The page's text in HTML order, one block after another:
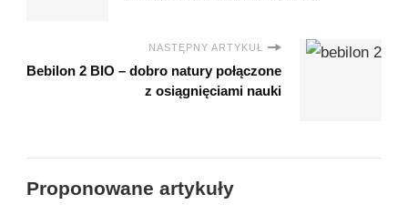
NASTĘPNY ARTYKUŁ
Bebilon 2 BIO – dobro natury połączone
z osiągnięciami nauki
Proponowane artykuły